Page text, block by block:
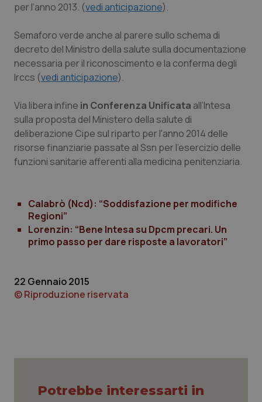
Lazio
Liguria
Lombardia
Marche
Molise
Piemonte
Provincia Autonoma di Trento
Puglia
Sardegna
Diabete & glucometri
Disturbi dell’umore
Dolore
Donna & Salute
Epatiti
HIV
Ipertensione & Scompenso
Malattie rare
Malattia di Crohn & Rettocolite Ulcerosa
per l’anno 2013. (vedi anticipazione).
Semaforo verde anche al parere sullo schema di
decreto del Ministro della salute sulla documentazione
necessaria per il riconoscimento e la conferma degli
Irccs (vedi anticipazione).
Via libera infine in Conferenza Unificata all’Intesa
sulla proposta del Ministero della salute di
deliberazione Cipe sul riparto per l'anno 2014 delle
risorse finanziarie passate al Ssn per l’esercizio delle
funzioni sanitarie afferenti alla medicina penitenziaria.
Calabrò (Ncd): “Soddisfazione per modifiche
Regioni”
Lorenzin: “Bene Intesa su Dpcm precari. Un
primo passo per dare risposte a lavoratori”
22 Gennaio 2015
© Riproduzione riservata
Potrebbe interessarti in